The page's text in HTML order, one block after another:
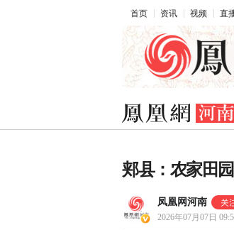
首页 资讯 视频 直
郏县：农家田
凤凰网河南
2026年07月07日